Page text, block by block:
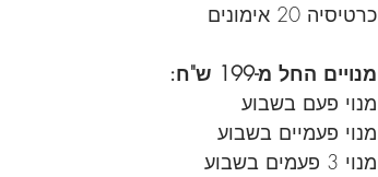
כרטיסיה 20 אימונים
מנויים החל מ-199 ש"ח:
מנוי פעם בשבוע
מנוי פעמיים בשבוע
מנוי 3 פעמים בשבוע